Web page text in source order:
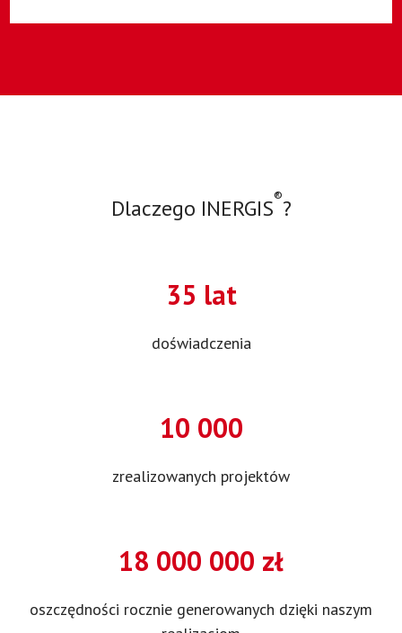
Dlaczego INERGIS®?
35 lat
doświadczenia
10 000
zrealizowanych projektów
18 000 000 zł
oszczędności rocznie generowanych dzięki naszym